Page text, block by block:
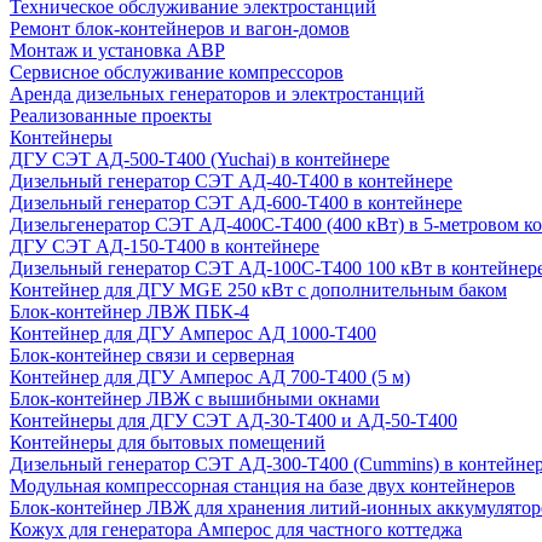
Техническое обслуживание электростанций
Ремонт блок-контейнеров и вагон-домов
Монтаж и установка АВР
Сервисное обслуживание компрессоров
Аренда дизельных генераторов и электростанций
Реализованные проекты
Контейнеры
ДГУ СЭТ АД-500-Т400 (Yuchai) в контейнере
Дизельный генератор СЭТ АД-40-Т400 в контейнере
Дизельный генератор СЭТ АД-600-Т400 в контейнере
Дизельгенератор СЭТ АД-400С-Т400 (400 кВт) в 5-метровом
ДГУ СЭТ АД-150-Т400 в контейнере
Дизельный генератор СЭТ АД-100С-Т400 100 кВт в
Контейнер для ДГУ MGE 250 кВт с дополнительным баком
Блок-контейнер ЛВЖ ПБК-4
Контейнер для ДГУ Амперос АД 1000-Т400
Блок-контейнер связи и серверная
Контейнер для ДГУ Амперос АД 700-Т400 (5 м)
Блок-контейнер ЛВЖ с вышибными окнами
Контейнеры для ДГУ СЭТ АД-30-Т400 и АД-50-Т400
Контейнеры для бытовых помещений
Дизельный генератор СЭТ АД-300-Т400 (Cummins) в
Модульная компрессорная станция на базе двух контейнеров
Блок-контейнер ЛВЖ для хранения литий-ионных
Кожух для генератора Амперос для частного коттеджа